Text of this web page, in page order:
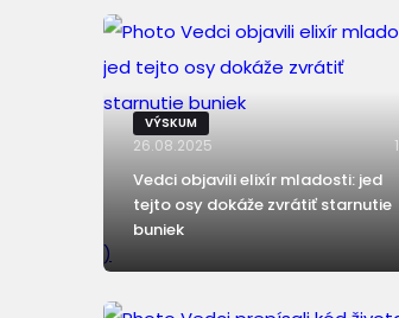
)
VÝSKUM
26.08.2025 1
Vedci objavili elixír mladosti: jed
tejto osy dokáže zvrátiť starnutie
buniek